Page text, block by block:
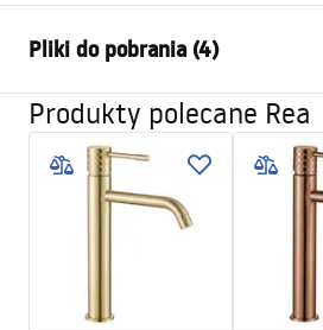
Sposób montażu:
Kolor:
Złoty
Rodzaj wylewki:
Stała
Materiał:
Mosiądz
Wysokość (mm):
Pliki do pobrania (4)
Instrukcja montażu
Faucet.pdf
Warunki bezpieczeństwa
Produkty polecane Rea